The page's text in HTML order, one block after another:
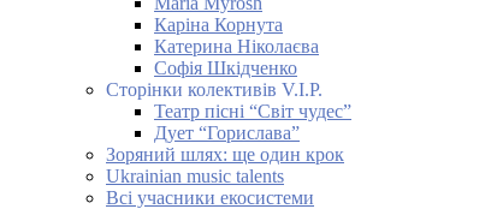
Каріна Корнута
Катерина Ніколаєва
Софія Шкідченко
Сторінки колективів V.I.P.
Театр пісні “Світ чудес”
Дует “Горислава”
Зоряний шлях: ще один крок
Ukrainian music talents
Всі учасники екосистеми